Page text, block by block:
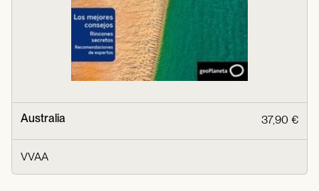
Australia 37,90 €
VVAA